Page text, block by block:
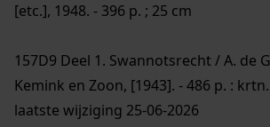
[etc.], 1948. - 396 p. ; 25 cm
157D9 Deel 1. Swannotsrecht / A. de
Kemink en Zoon, [1943]. - 486 p. :
laatste wijziging 25-06-2026